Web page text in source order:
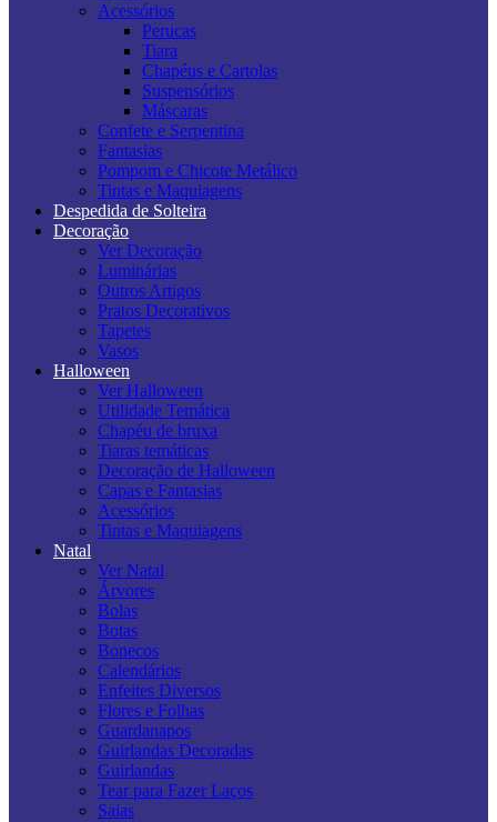
Acessórios
Perucas
Tiara
Chapéus e Cartolas
Suspensórios
Máscaras
Confete e Serpentina
Fantasias
Pompom e Chicote Metálico
Tintas e Maquiagens
Despedida de Solteira
Decoração
Ver Decoração
Luminárias
Outros Artigos
Pratos Decorativos
Tapetes
Vasos
Halloween
Ver Halloween
Utilidade Temática
Chapéu de bruxa
Tiaras temáticas
Decoração de Halloween
Capas e Fantasias
Acessórios
Tintas e Maquiagens
Natal
Ver Natal
Árvores
Bolas
Botas
Bonecos
Calendários
Enfeites Diversos
Flores e Folhas
Guardanapos
Guirlandas Decoradas
Guirlandas
Tear para Fazer Laços
Saias